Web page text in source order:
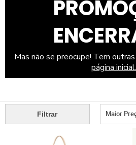
Mas não se preocupe! Tem
página inicial.
Filtrar Maior